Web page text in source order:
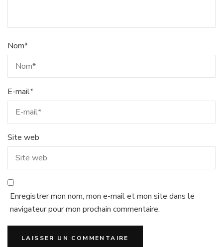
Nom*
E-mail*
Site web
Enregistrer mon nom, mon e-mail et mon site dans le
navigateur pour mon prochain commentaire.